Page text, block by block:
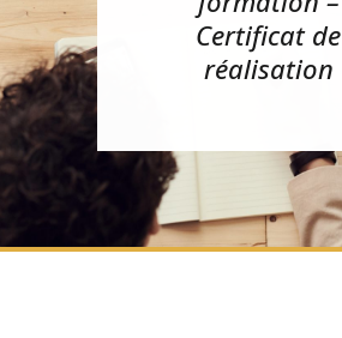
Certificat de
réalisation